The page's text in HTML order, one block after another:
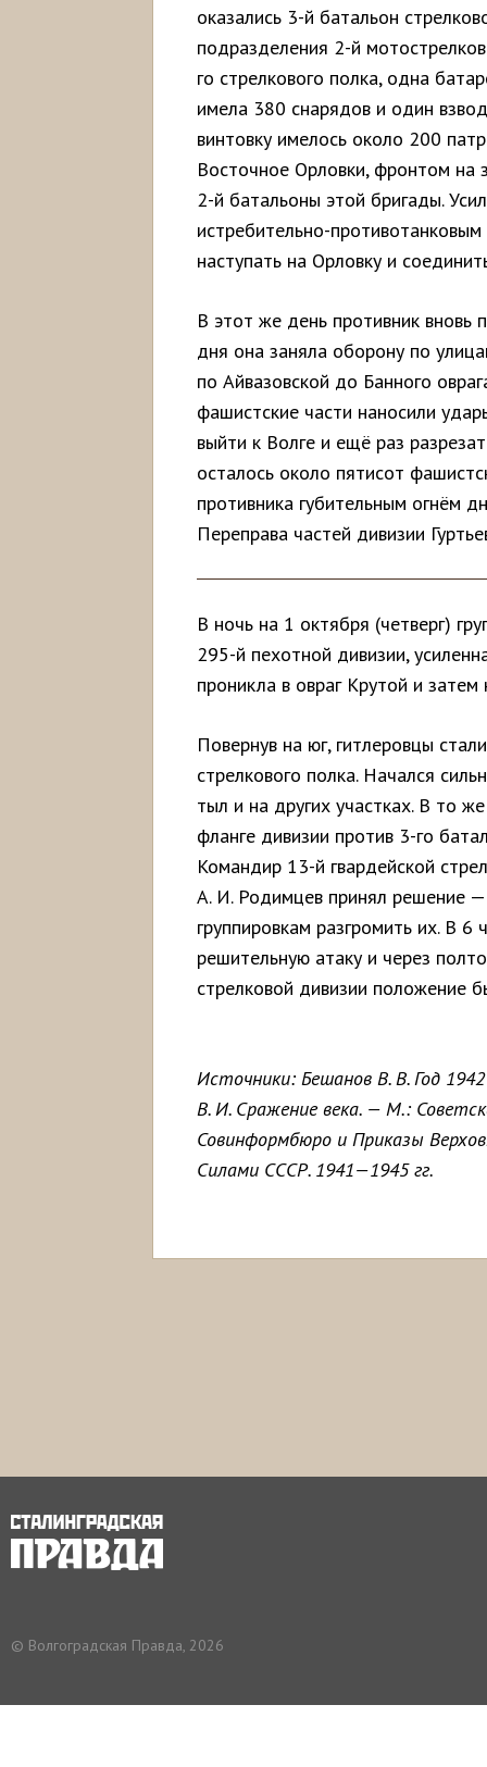
оказались 3-й батальон
подразделения 2-й
го стрелкового полка, одна
имела 380 снарядов и один
винтовку имелось около 200
Восточное Орловки, фронтом на
2-й батальоны этой бригады.
истребительно-
наступать на Орловку и
В этот же день противник вновь
дня она заняла оборону по
по Айвазовской до Банного
фашистские части наносили
выйти к Волге и ещё раз
осталось около пятисот
противника губительным огнём
Переправа частей дивизии
В ночь на 1 октября (четверг)
295-й пехотной дивизии,
проникла в овраг Крутой и
Повернув на юг, гитлеровцы
стрелкового полка. Начался
тыл и на других участках. В то
фланге дивизии против 3-го
Командир 13-й гвардейской
А. И. Родимцев принял решение
группировкам разгромить их. В
решительную атаку и через
стрелковой дивизии положение
Источники: Бешанов В. В. Год
В. И. Сражение века. — М.:
Совинформбюро и Приказы
Силами СССР. 1941—1945 гг.
© Волгоградская Правда, 2026